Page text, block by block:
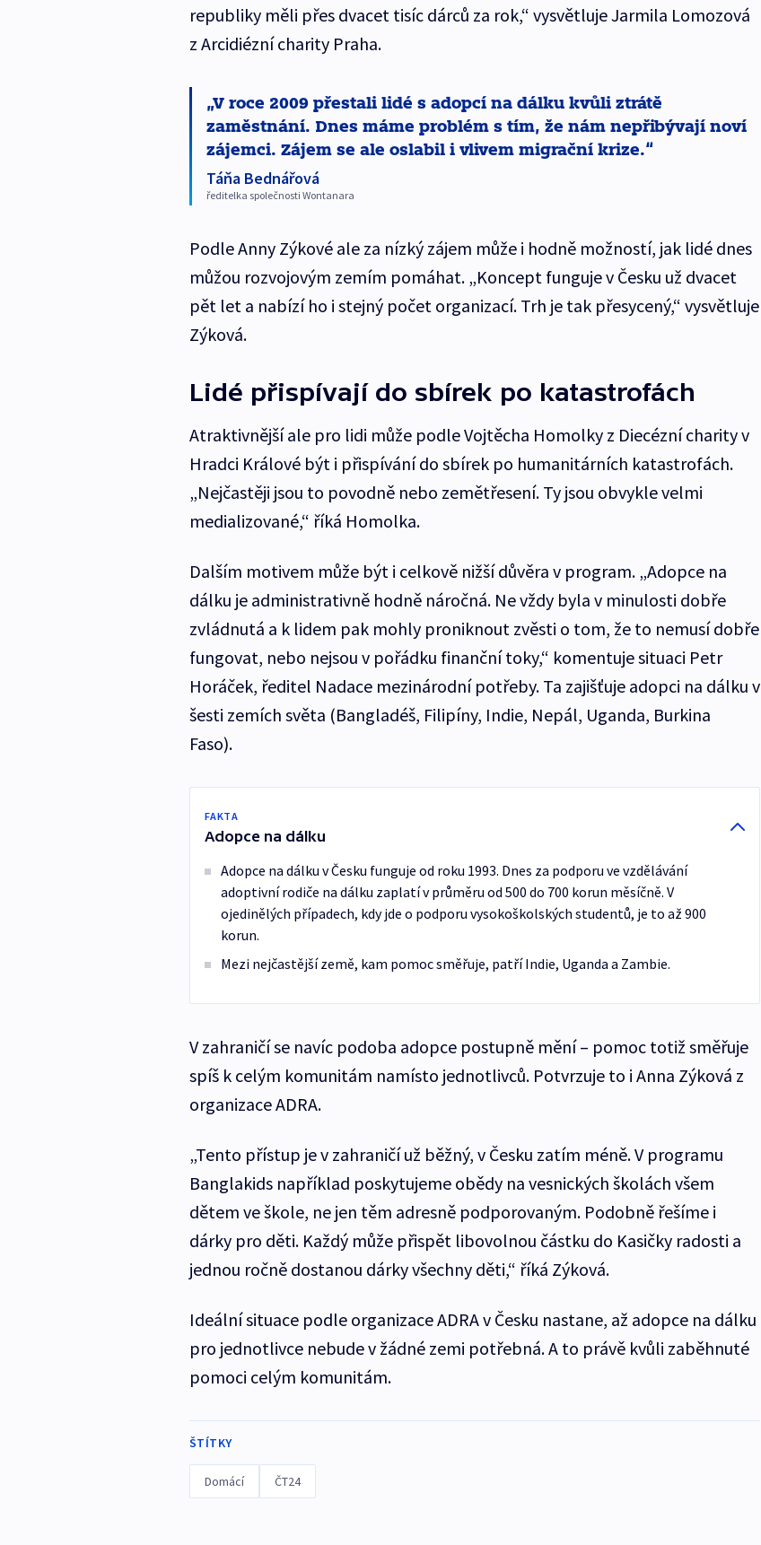
republiky měli přes dvacet tisíc dárců za rok,“ vysvětluje Jarmila Lomozová
z Arcidiézní charity Praha.
V roce 2009 přestali lidé s adopcí na dálku kvůli ztrátě
zaměstnání. Dnes máme problém s tím, že nám nepřibývají noví
zájemci. Zájem se ale oslabil i vlivem migrační krize.
Táňa Bednářová
ředitelka společnosti Wontanara
Podle Anny Zýkové ale za nízký zájem může i hodně možností, jak lidé dnes
můžou rozvojovým zemím pomáhat. „Koncept funguje v Česku už dvacet
pět let a nabízí ho i stejný počet organizací. Trh je tak přesycený,“ vysvětluje
Zýková.
Lidé přispívají do sbírek po katastrofách
Atraktivnější ale pro lidi může podle Vojtěcha Homolky z Diecézní charity v
Hradci Králové být i přispívání do sbírek po humanitárních katastrofách.
„Nejčastěji jsou to povodně nebo zemětřesení. Ty jsou obvykle velmi
medializované,“ říká Homolka.
Dalším motivem může být i celkově nižší důvěra v program. „Adopce na
dálku je administrativně hodně náročná. Ne vždy byla v minulosti dobře
zvládnutá a k lidem pak mohly proniknout zvěsti o tom, že to nemusí dobře
fungovat, nebo nejsou v pořádku finanční toky,“ komentuje situaci Petr
Horáček, ředitel Nadace mezinárodní potřeby. Ta zajišťuje adopci na dálku v
šesti zemích světa (Bangladéš, Filipíny, Indie, Nepál, Uganda, Burkina
Faso).
FAKTA
Adopce na dálku
Adopce na dálku v Česku funguje od roku 1993. Dnes za podporu ve vzdělávání
adoptivní rodiče na dálku zaplatí v průměru od 500 do 700 korun měsíčně. V
ojedinělých případech, kdy jde o podporu vysokoškolských studentů, je to až 900
korun.
Mezi nejčastější země, kam pomoc směřuje, patří Indie, Uganda a Zambie.
V zahraničí se navíc podoba adopce postupně mění – pomoc totiž směřuje
spíš k celým komunitám namísto jednotlivců. Potvrzuje to i Anna Zýková z
organizace ADRA.
„Tento přístup je v zahraničí už běžný, v Česku zatím méně. V programu
Banglakids například poskytujeme obědy na vesnických školách všem
dětem ve škole, ne jen těm adresně podporovaným. Podobně řešíme i
dárky pro děti. Každý může přispět libovolnou částku do Kasičky radosti a
jednou ročně dostanou dárky všechny děti,“ říká Zýková.
Ideální situace podle organizace ADRA v Česku nastane, až adopce na dálku
pro jednotlivce nebude v žádné zemi potřebná. A to právě kvůli zaběhnuté
pomoci celým komunitám.
ŠTÍTKY
Domácí ČT24